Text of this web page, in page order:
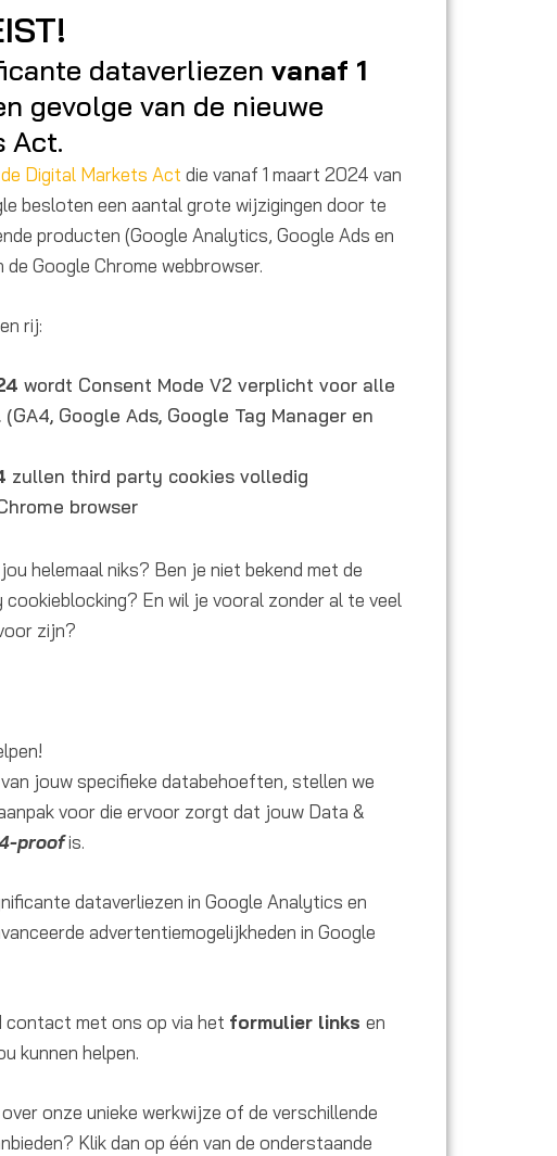
dataverliezen vanaf 1
gevolge van de nieuwe
Act.
Digital Markets Act die vanaf 1 maart 2024 van
besloten een aantal grote wijzigingen door te
producten (Google Analytics, Google Ads en
de Google Chrome webbrowser.
rij:
wordt Consent Mode V2 verplicht voor alle
Google Ads, Google Tag Manager en
zullen third party cookies volledig
browser
helemaal niks? Ben je niet bekend met de
En wil je vooral zonder al te veel
zijn?
jouw specifieke databehoeften, stellen we
voor die ervoor zorgt dat jouw Data &
proofis.
dataverliezen in Google Analytics en
advertentiemogelijkheden in Google
contact met ons op via het formulier links en
kunnen helpen.
onze unieke werkwijze of de verschillende
Klik dan op één van de onderstaande